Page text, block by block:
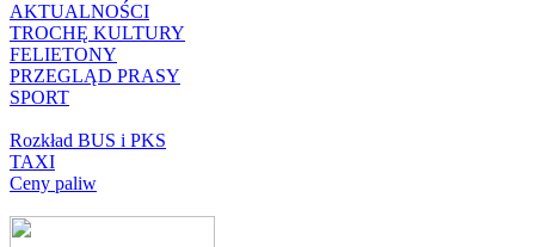
AKTUALNOŚCI
TROCHĘ KULTURY
FELIETONY
PRZEGLĄD PRASY
SPORT
Rozkład BUS i PKS
TAXI
Ceny paliw